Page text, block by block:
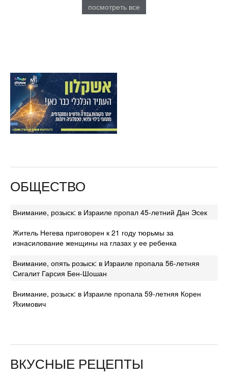
посмотреть все
ОБЩЕСТВО
Внимание, розыск: в Израиле пропал 45-летний Дан Эсек
Житель Негева приговорен к 21 году тюрьмы за
изнасилование женщины на глазах у ее ребенка
Внимание, опять розыск: в Израиле пропала 56-летняя
Сигалит Гарсия Бен-Шошан
Внимание, розыск: в Израиле пропала 59-летняя Корен
Яхимович
ВКУСНЫЕ РЕЦЕПТЫ